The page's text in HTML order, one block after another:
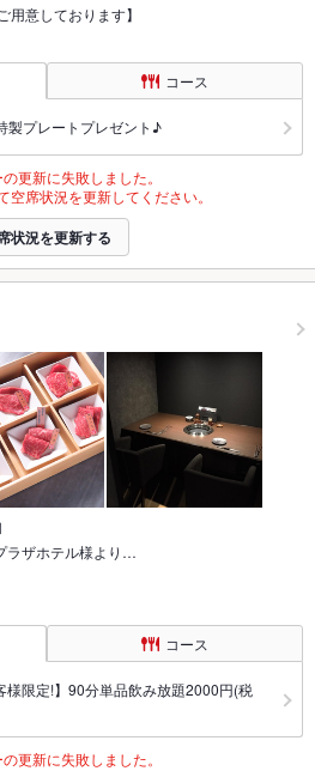
意しております】
コース
プレートプレゼント♪
更新に失敗しました。
空席状況を更新してください。
状況を更新する
ラザホテル様より…
コース
様限定!】90分単品飲み放題2000円(税
更新に失敗しました。